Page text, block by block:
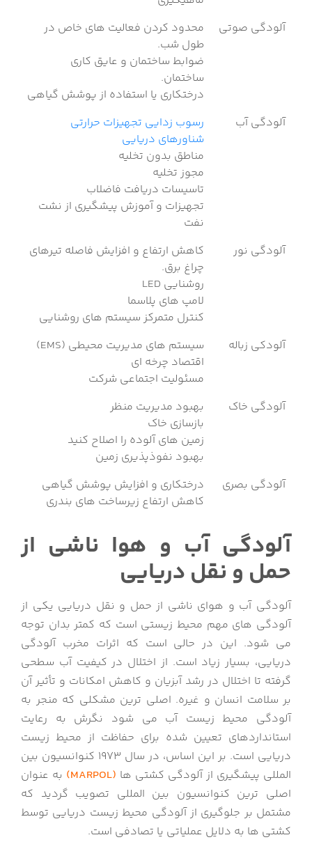
آلودگی صوتی
محدود کردن فعالیت های خاص در
طول شب.
ضوابط ساختمان و عایق کاری
ساختمان.
درختکاری یا استفاده از پوشش گیاهی
آلودگی آب
رسوب زدایی تجهیزات حرارتی
شناورهای دریایی
مناطق بدون تخلیه
مجوز تخلیه
تاسیسات دریافت فاضلاب
تجهیزات و آموزش پیشگیری از نشت
نفت
آلودگی نور
کاهش ارتفاع و افزایش فاصله تیرهای
چراغ برق.
روشنایی LED
لامپ های پلاسما
کنترل متمرکز سیستم های روشنایی
آلودکی زباله
سیستم های مدیریت محیطی (EMS)
اقتصاد چرخه ای
مسئولیت اجتماعی شرکت
آلودگی خاک
بهبود مدیریت منظر
بازسازی خاک
زمین های آلوده را اصلاح کنید
بهبود نفوذپذیری زمین
آلودگی بصری
درختکاری و افزایش پوشش گیاهی
کاهش ارتفاع زیرساخت های بندری
آلودگی آب و هوا ناشی از
حمل و نقل دریایی
آلودگی آب و هوای ناشی از حمل و نقل دریایی یکی از
آلودگی های مهم محیط زیستی است که کمتر بدان توجه
می شود. این در حالی است که اثرات مخرب آلودگی
دریایی، بسیار زیاد است. از اختلال در کیفیت آب سطحی
گرفته تا اختلال در رشد آبزیان و کاهش امکانات و تأثیر آن
بر سلامت انسان و غیره. اصلی ترین مشکلی که منجر به
آلودگی محیط زیست آب می شود نگرش به رعایت
استانداردهای تعیین شده برای حفاظت از محیط زیست
دریایی است. بر این اساس، در سال 1973 کنوانسیون بین
المللی پیشگیری از آلودگی کشتی ها (MARPOL)
به عنوان
اصلی ترین کنوانسیون بین المللی تصویب گردید که
مشتمل بر جلوگیری از آلودگی محیط زیست دریایی توسط
کشتی ها به دلایل عملیاتی یا تصادفی است.